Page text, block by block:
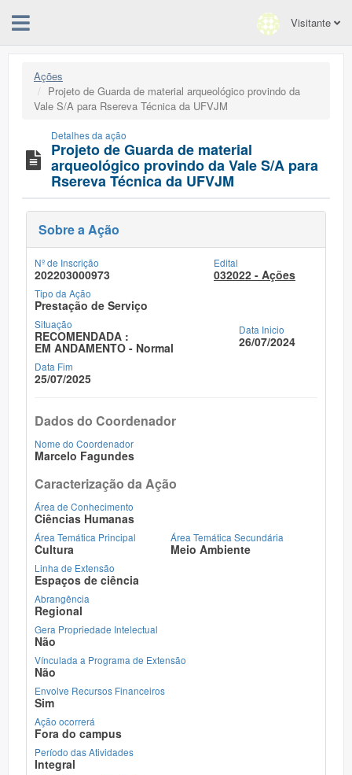
Visitante
Ações
Projeto de Guarda de material arqueológico provindo da
Vale S/A para Rsereva Técnica da UFVJM
Detalhes da ação
Projeto de Guarda de material
arqueológico provindo da Vale S/A para
Rsereva Técnica da UFVJM
Sobre a Ação
Nº de Inscrição
202203000973
Edital
032022 - Ações
Tipo da Ação
Prestação de Serviço
Situação
RECOMENDADA :
EM ANDAMENTO - Normal
Data Inicio
26/07/2024
Data Fim
25/07/2025
Dados do Coordenador
Nome do Coordenador
Marcelo Fagundes
Caracterização da Ação
Área de Conhecimento
Ciências Humanas
Área Temática Principal
Cultura
Área Temática Secundária
Meio Ambiente
Linha de Extensão
Espaços de ciência
Abrangência
Regional
Gera Propriedade Intelectual
Não
Vínculada a Programa de Extensão
Não
Envolve Recursos Financeiros
Sim
Ação ocorrerá
Fora do campus
Período das Atividades
Integral